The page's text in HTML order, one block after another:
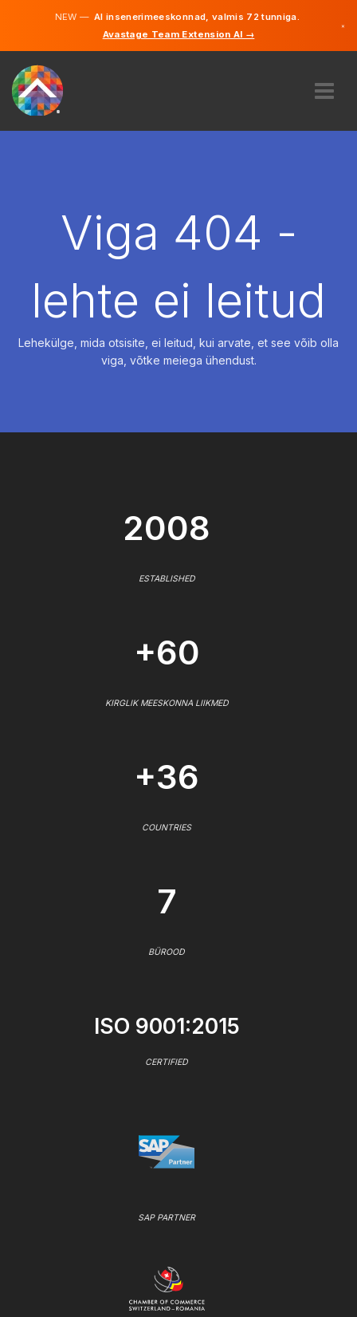
NEW —AI insenerimeeskonnad, valmis 72 tunniga.
Avastage Team Extension AI →
×
PALKAMAViga 404 -
lehte ei leitud
Lehekülge, mida otsisite, ei leitud, kui arvate, et see võib olla
viga, võtke meiega ühendust.
2008
ESTABLISHED
+60
KIRGLIK MEESKONNA LIIKMED
+36
COUNTRIES
7
BÜROOD
ISO 9001:2015
CERTIFIED
SAP PARTNER